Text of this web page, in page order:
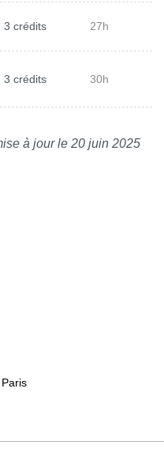
3 crédits 27h
3 crédits 30h
à jour le 20 juin 2025